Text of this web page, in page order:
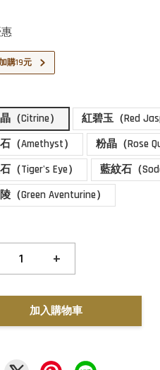
購19元
（Citrine）
紅碧玉（Red
（Amethyst）
粉晶（Rose
（Tiger's Eye）
藍紋石（
（Green Aventurine）
+
加入購物車